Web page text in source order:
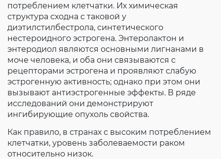
потреблением клетчатки. Их химическая
структура сходна с таковой у
диэтилстилбестрола, синтетического
нестероидного эстрогена. Энтеролактон и
энтеродиол являются основными лигнанами в
моче человека, и оба они связываются с
рецепторами эстрогена и проявляют слабую
эстрогенную активность; однако при этом они
вызывают антиэстрогенные эффекты. В ряде
исследований они демонстрируют
ингибирующие опухоль свойства.
Как правило, в странах с высоким потреблением
клетчатки, уровень заболеваемости раком
относительно низок.